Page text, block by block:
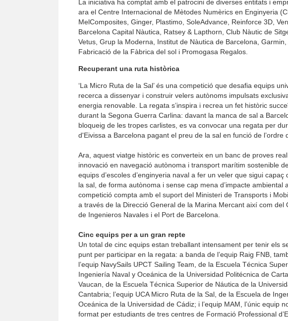
La iniciativa ha comptat amb el patrocini de diverses entitats i
ara el Centre Internacional de Mètodes Numèrics en Enginyeria
MelComposites, Ginger, Plastimo, SoleAdvance, Reinforce 3D,
Barcelona Capital Nàutica, Ratsey & Lapthorn, Club Nàutic de
Vetus, Grup la Moderna, Institut de Nàutica de Barcelona,
Fabricació de la Fàbrica del sol i Promogasa Regalos.
Recuperant una ruta històrica
‘La Micro Ruta de la Sal’ és una competició que desafia equips
recerca a dissenyar i construir velers autònoms impulsats
energia renovable. La regata s’inspira i recrea un fet històric
durant la Segona Guerra Carlina: davant la manca de sal a
bloqueig de les tropes carlistes, es va convocar una regata per
d'Eivissa a Barcelona pagant el preu de la sal en funció de l’ordre
Ara, aquest viatge històric es converteix en un banc de proves
innovació en navegació autònoma i transport marítim sostenible
equips d’escoles d’enginyeria naval a fer un veler que sigui capaç
la sal, de forma autònoma i sense cap mena d’impacte ambiental
competició compta amb el suport del Ministeri de Transports i
a través de la Direcció General de la Marina Mercant així com del
de Ingenieros Navales i el Port de Barcelona.
Cinc equips per a un gran repte
Un total de cinc equips estan treballant intensament per tenir els
punt per participar en la regata: a banda de l’equip Raig FNB,
l’equip NavySails UPCT Sailing Team, de la Escuela Técnica
Ingeniería Naval y Oceánica de la Universidad Politécnica de
Vaucan, de la Escuela Técnica Superior de Náutica de la
Cantabria; l’equip UCA Micro Ruta de la Sal, de la Escuela de
Oceánica de la Universidad de Cádiz; i l’equip MAM, l’únic equip
format per estudiants de tres centres de Formació Professional